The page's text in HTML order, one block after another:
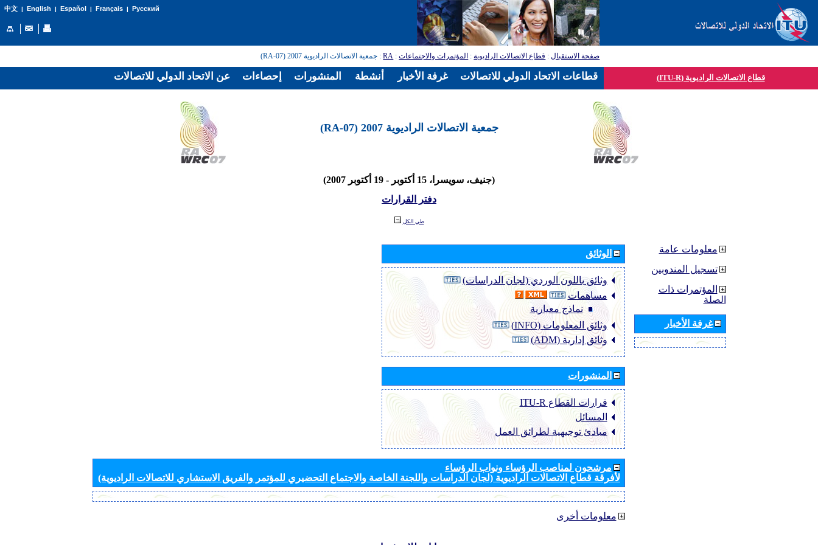
中文| English | Español | Français| Русский
صفحة الاستقبال: قطاع الاتصالات الراديوية: المؤتمرات والاجتماعات:
RA: جمعية الاتصالات الراديوية 2007 (RA-07)
قطاع الاتصالات الراديوية (ITU-R)
جمعية الاتصالات الراديوية 2007 (RA-07)
(جنيف، سويسرا، 15 أكتوبر - 19 أكتوبر 2007)
دفتر القرارات
طي الكل
الوثائق
وثائق باللون الوردي (لجان الدراسات)
مساهمات
نماذج معيارية
وثائق المعلومات (INFO)
وثائق إدارية (ADM)
المنشورات
قرارات القطاع ‏ITU-R
المسائل
مبادئ توجيهية لطرائق العمل
مرشحون لمناصب الرؤساء ونواب الرؤساء
لأفرقة قطاع الاتصالات الراديوية (لجان الدراسات واللجنة الخاصة والاجتماع التحضيري للمؤتمر والفريق الاستشاري للاتصالات الراديوية)
معلومات أخرى
معلومات عامة
تسجيل المندوبين
المؤتمرات ذات
الصلة
غرفة الأخبار
عن الاتحاد الدولي للاتصالات إحصاءات المنشورات أنشطة غرفة الأخبار قطاعات الاتحاد الدولي للاتصالات